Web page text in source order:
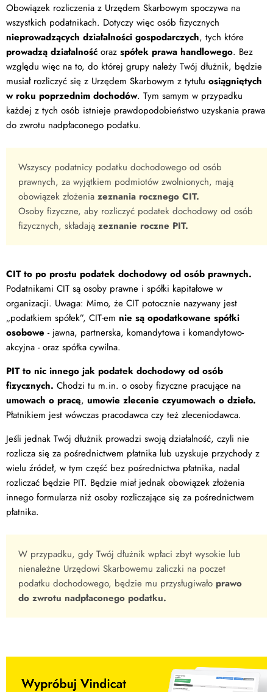
Obowiązek rozliczenia z Urzędem Skarbowym spoczywa na
wszystkich podatnikach. Dotyczy więc osób fizycznych
nieprowadzących działalności gospodarczych, tych które
prowadzą działalność oraz spółek prawa handlowego. Bez
względu więc na to, do której grupy należy Twój dłużnik, będzie
musiał rozliczyć się z Urzędem Skarbowym z tytułu osiągniętych
w roku poprzednim dochodów. Tym samym w przypadku
każdej z tych osób istnieje prawdopodobieństwo uzyskania prawa
do zwrotu nadpłaconego podatku.
Wszyscy podatnicy podatku dochodowego od osób
prawnych, za wyjątkiem podmiotów zwolnionych, mają
obowiązek złożenia zeznania rocznego CIT.
Osoby fizyczne, aby rozliczyć podatek dochodowy od osób
fizycznych, składają zeznanie roczne PIT.
CIT to po prostu podatek dochodowy od osób prawnych.
Podatnikami CIT są osoby prawne i spółki kapitałowe w
organizacji. Uwaga: Mimo, że CIT potocznie nazywany jest
„podatkiem spółek”, CIT-em nie są opodatkowane spółki
osobowe - jawna, partnerska, komandytowa i komandytowo-
akcyjna - oraz spółka cywilna.
PIT to nic innego jak podatek dochodowy od osób
fizycznych. Chodzi tu m.in. o osoby fizyczne pracujące na
umowach o pracę, umowie zlecenie czyumowach o dzieło.
Płatnikiem jest wówczas pracodawca czy też zleceniodawca.
Jeśli jednak Twój dłużnik prowadzi swoją działalność, czyli nie
rozlicza się za pośrednictwem płatnika lub uzyskuje przychody z
wielu źródeł, w tym część bez pośrednictwa płatnika, nadal
rozliczać będzie PIT. Będzie miał jednak obowiązek złożenia
innego formularza niż osoby rozliczające się za pośrednictwem
płatnika.
W przypadku, gdy Twój dłużnik wpłaci zbyt wysokie lub
nienależne Urzędowi Skarbowemu zaliczki na poczet
podatku dochodowego, będzie mu przysługiwało prawo
do zwrotu nadpłaconego podatku.